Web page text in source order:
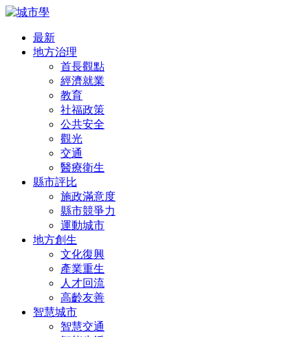
最新
地方治理
首長觀點
經濟就業
教育
社福政策
公共安全
觀光
交通
醫療衛生
縣市評比
施政滿意度
縣市競爭力
運動城市
地方創生
文化復興
產業重生
人才回流
高齡友善
智慧城市
智慧交通